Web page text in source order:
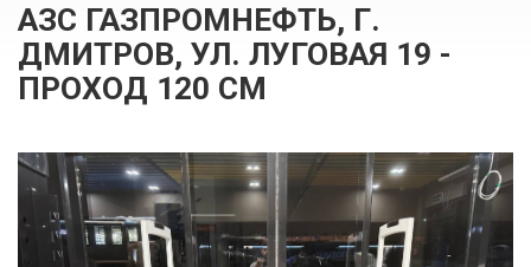
АЗС ГАЗПРОМНЕФТЬ, Г.
ДМИТРОВ, УЛ. ЛУГОВАЯ 19 -
ПРОХОД 120 СМ